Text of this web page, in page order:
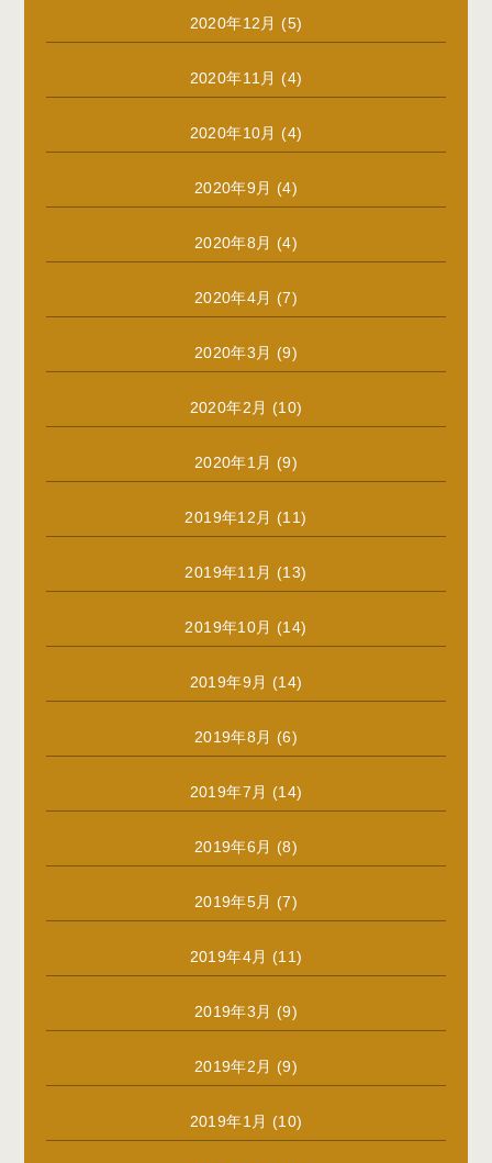
2020年12月 (5)
2020年11月 (4)
2020年10月 (4)
2020年9月 (4)
2020年8月 (4)
2020年4月 (7)
2020年3月 (9)
2020年2月 (10)
2020年1月 (9)
2019年12月 (11)
2019年11月 (13)
2019年10月 (14)
2019年9月 (14)
2019年8月 (6)
2019年7月 (14)
2019年6月 (8)
2019年5月 (7)
2019年4月 (11)
2019年3月 (9)
2019年2月 (9)
2019年1月 (10)